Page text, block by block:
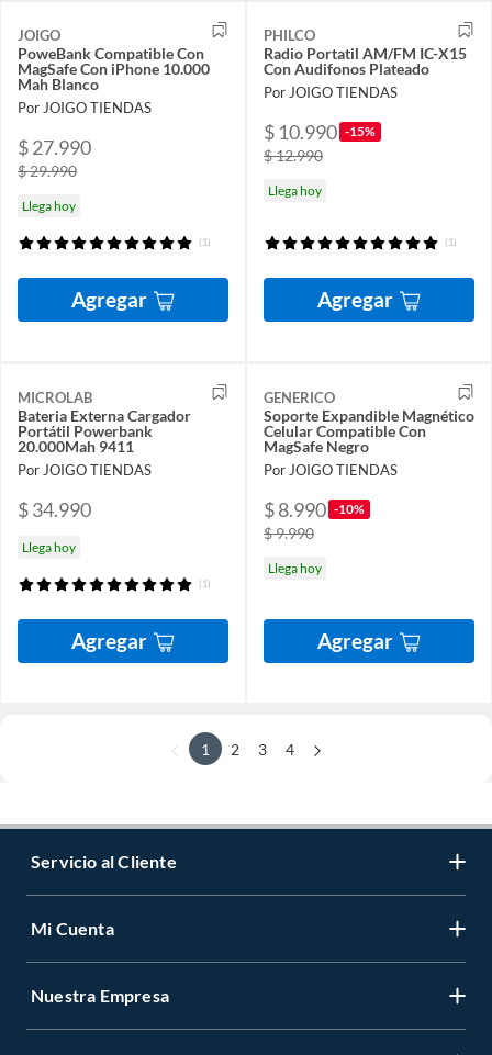
JOIGO
PoweBank Compatible Con
MagSafe Con iPhone 10.000
Mah Blanco
Por JOIGO TIENDAS
$ 27.990
$ 29.990
Llega hoy
(1)
Agregar
PHILCO
Radio Portatil AM/FM IC-X15
Con Audifonos Plateado
Por JOIGO TIENDAS
$ 10.990 -15%
$ 12.990
Llega hoy
(1)
Agregar
MICROLAB
Bateria Externa Cargador
Portátil Powerbank
20.000Mah 9411
Por JOIGO TIENDAS
$ 34.990
Llega hoy
(1)
Agregar
GENERICO
Soporte Expandible Magnético
Celular Compatible Con
MagSafe Negro
Por JOIGO TIENDAS
$ 8.990 -10%
$ 9.990
Llega hoy
Agregar
1 2 3 4
Servicio al Cliente
Mi Cuenta
Nuestra Empresa